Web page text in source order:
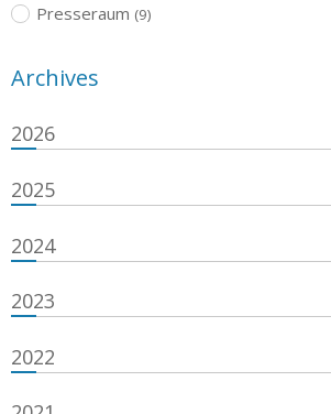
Presseraum (9)
Archives
2026
2025
2024
2023
2022